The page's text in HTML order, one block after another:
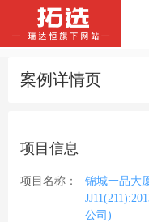
案例详情页
项目信息
项目名称：
锦城一品大
公司)